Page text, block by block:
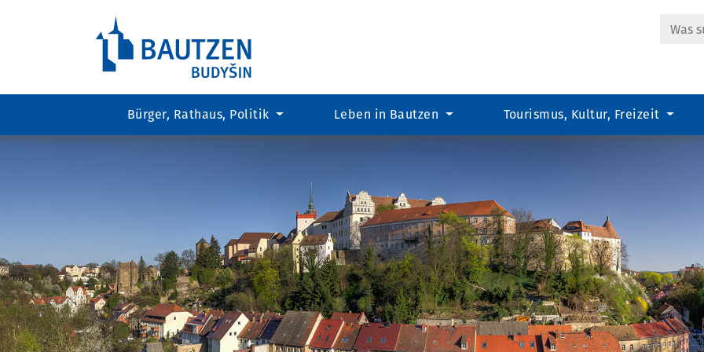
Hauptregion
Bürger, Rathaus, Politik Leben in Bautzen Tourismus, Kultur, Freizeit